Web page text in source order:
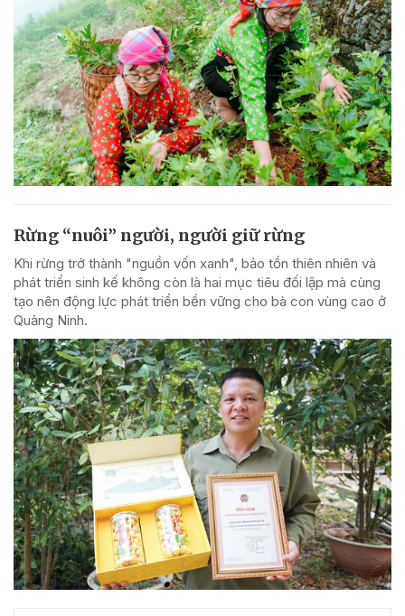
Rừng “nuôi” người, người giữ rừng
Khi rừng trở thành "nguồn vốn xanh", bảo tồn thiên nhiên và
phát triển sinh kế không còn là hai mục tiêu đối lập mà cùng
tạo nên động lực phát triển bền vững cho bà con vùng cao ở
Quảng Ninh.